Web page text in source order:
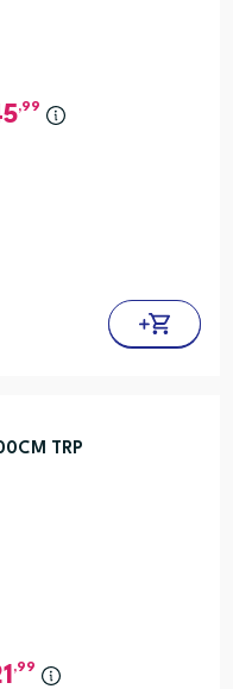
,99
TRP
,99